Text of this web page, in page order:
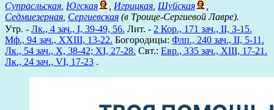
Супрасльская, Югская , Игрицкая, Шуйская
,
Седмиезерная, Сергиевская (в Троице-Сергиевой Лавре).
Утр. - Лк., 4 зач., I, 39-49, 56. Лит. - 2 Кор., 171 зач., II, 3-15.
Мф., 94 зач., XXIII, 13-22. Богородицы: Флп., 240 зач., II, 5-11.
Лк., 54 зач., X, 38-42; XI, 27-28. Свт.: Евр., 335 зач., XIII, 17-21.
Лк., 24 зач., VI, 17-23 .